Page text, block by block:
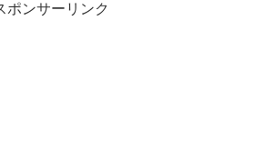
ポンサーリンク